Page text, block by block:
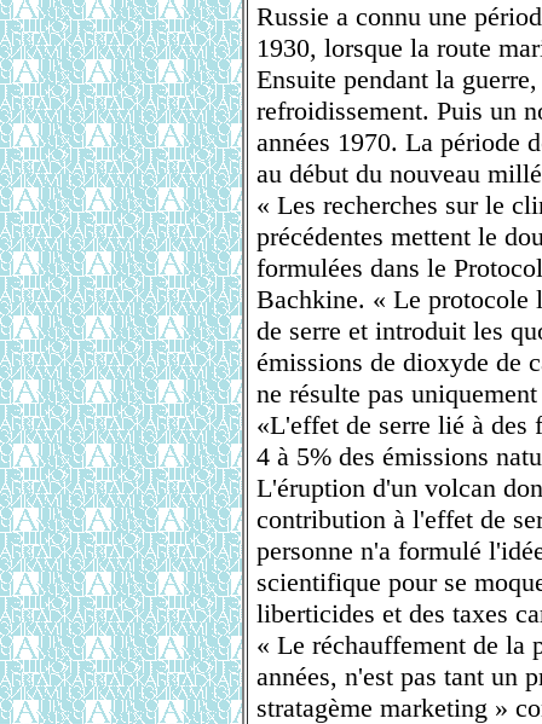
Russie a connu une
1930, lorsque la route
Ensuite pendant la
refroidissement. Puis un
années 1970. La période
au début du nouveau
« Les recherches sur le
précédentes mettent le
formulées dans le
Bachkine. « Le protocole
de serre et introduit les
émissions de dioxyde de
ne résulte pas
«L'effet de serre lié à des
4 à 5% des émissions
L'éruption d'un volcan
contribution à l'effet de
personne n'a formulé
scientifique pour se
liberticides et des taxes
« Le réchauffement de la
années, n'est pas tant un
stratagème marketing »